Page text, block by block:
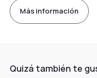
Más información
Quizá también te